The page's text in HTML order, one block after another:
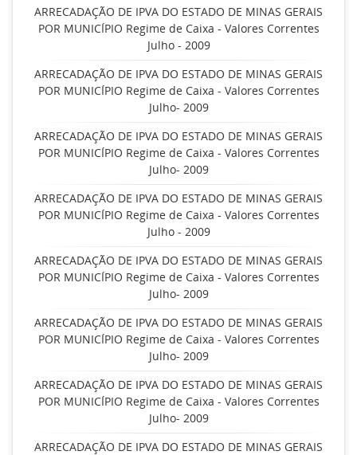
ARRECADAÇÃO DE IPVA DO ESTADO DE MINAS GERAIS
POR MUNICÍPIO Regime de Caixa - Valores Correntes
Julho - 2009
ARRECADAÇÃO DE IPVA DO ESTADO DE MINAS GERAIS
POR MUNICÍPIO Regime de Caixa - Valores Correntes
Julho- 2009
ARRECADAÇÃO DE IPVA DO ESTADO DE MINAS GERAIS
POR MUNICÍPIO Regime de Caixa - Valores Correntes
Julho- 2009
ARRECADAÇÃO DE IPVA DO ESTADO DE MINAS GERAIS
POR MUNICÍPIO Regime de Caixa - Valores Correntes
Julho - 2009
ARRECADAÇÃO DE IPVA DO ESTADO DE MINAS GERAIS
POR MUNICÍPIO Regime de Caixa - Valores Correntes
Julho- 2009
ARRECADAÇÃO DE IPVA DO ESTADO DE MINAS GERAIS
POR MUNICÍPIO Regime de Caixa - Valores Correntes
Julho- 2009
ARRECADAÇÃO DE IPVA DO ESTADO DE MINAS GERAIS
POR MUNICÍPIO Regime de Caixa - Valores Correntes
Julho- 2009
ARRECADAÇÃO DE IPVA DO ESTADO DE MINAS GERAIS